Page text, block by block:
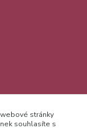
stránky
souhlasíte s